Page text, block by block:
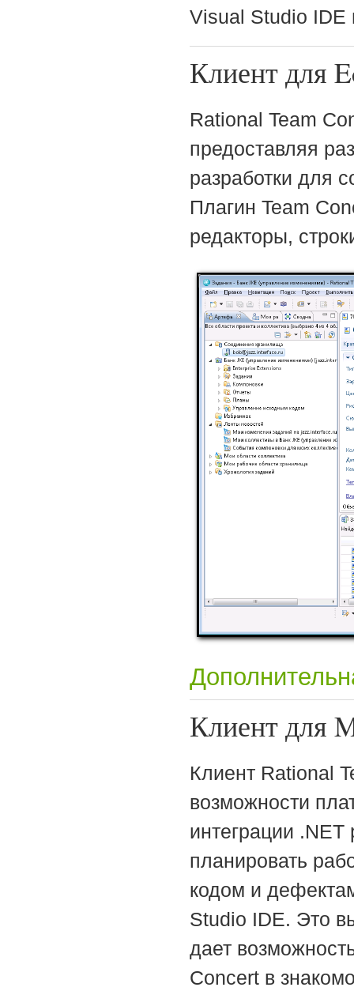
Visual Studio IDE
Клиент для
Rational Team
предоставляя
разработки для
Плагин Team
редакторы,
Клиент для
Клиент Rational
возможности
интеграции .NET
планировать
кодом и
Studio IDE. Это
дает
Concert в